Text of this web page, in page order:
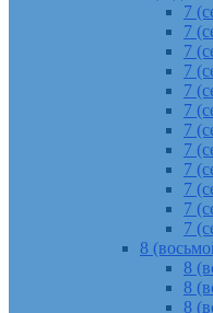
7
7
7
7
7
7
7
7
7
7
7
7
8
8
8
8